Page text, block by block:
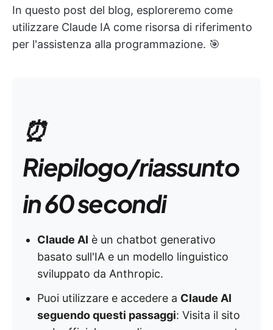
In questo post del blog, esploreremo come
utilizzare Claude IA come risorsa di riferimento
per l'assistenza alla programmazione. 🎯
⏰
Riepilogo/riassunto
in 60 secondi
Claude AI è un chatbot generativo
basato sull'IA e un modello linguistico
sviluppato da Anthropic.
Puoi utilizzare e accedere a Claude AI
seguendo questi passaggi: Visita il sito